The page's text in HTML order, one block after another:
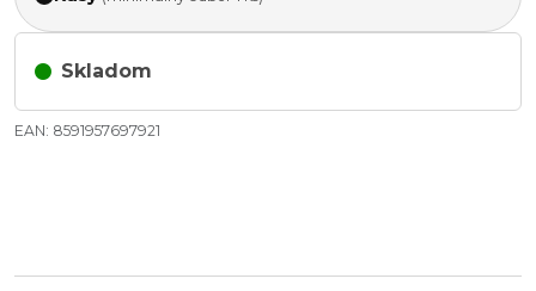
Skladom
EAN: 8591957697921